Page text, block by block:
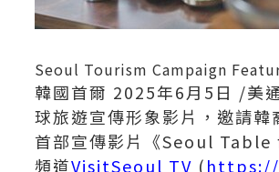
Seoul Tourism Campaign
韓國首爾 2025年6月5日 /美
球旅遊宣傳形象影片，邀請
首部宣傳影片《Seoul Table
頻道VisitSeoul TV (https://